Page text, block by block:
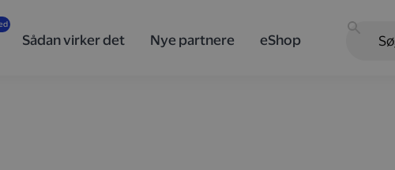
Sådan virker det Nye partnere eShop